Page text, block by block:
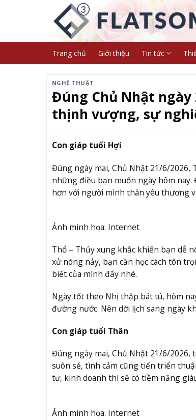
Trang chủ Giới thiệu Tin tức
NGHỆ THUẬT
Đúng Chủ Nhật
thịnh vượng, sự
Con giáp tuổi Hợi
Đúng ngày mai, Chủ Nhật 21/6/2026,
những điều bạn muốn ngày hôm
hơn với người mình thân yêu thương
Ảnh minh họa: Internet
Thổ – Thủy xung khắc khiến bạn dễ
xử nóng nảy, bạn cần học cách tôn
biết của mình đấy nhé.
Ngày tốt theo Nhị thập bát tú, hôm
đường nước. Nên dời lịch sang ngày
Con giáp tuổi Thân
Đúng ngày mai, Chủ Nhật 21/6/2026,
suôn sẻ, tình cảm cũng tiến triển
tư, kinh doanh thì sẽ có tiềm năng
Ảnh minh họa: Internet